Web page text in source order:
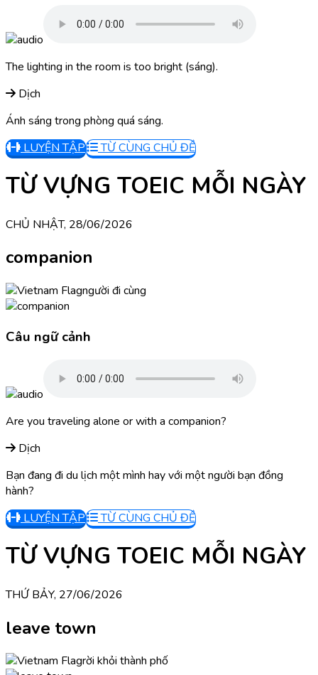
The lighting in the room is too bright (sáng).
Dịch
Ánh sáng trong phòng quá sáng.
LUYỆN TẬP
TỪ CÙNG CHỦ ĐỀ
TỪ VỰNG TOEIC MỖI NGÀY
CHỦ NHẬT, 28/06/2026
companion
người đi cùng
Câu ngữ cảnh
Are you traveling alone or with a companion?
Dịch
Bạn đang đi du lịch một mình hay với một người bạn đồng
hành?
LUYỆN TẬP
TỪ CÙNG CHỦ ĐỀ
TỪ VỰNG TOEIC MỖI NGÀY
THỨ BẢY, 27/06/2026
leave town
rời khỏi thành phố